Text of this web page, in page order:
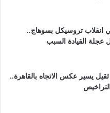
في انقلاب تروسيكل بسوهاج..
عجلة القيادة السبب
يسير عكس الاتجاه بالقاهرة..